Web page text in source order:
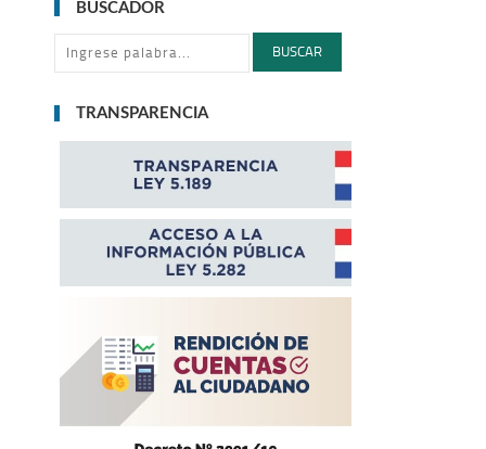
BUSCADOR
BUSCAR
TRANSPARENCIA